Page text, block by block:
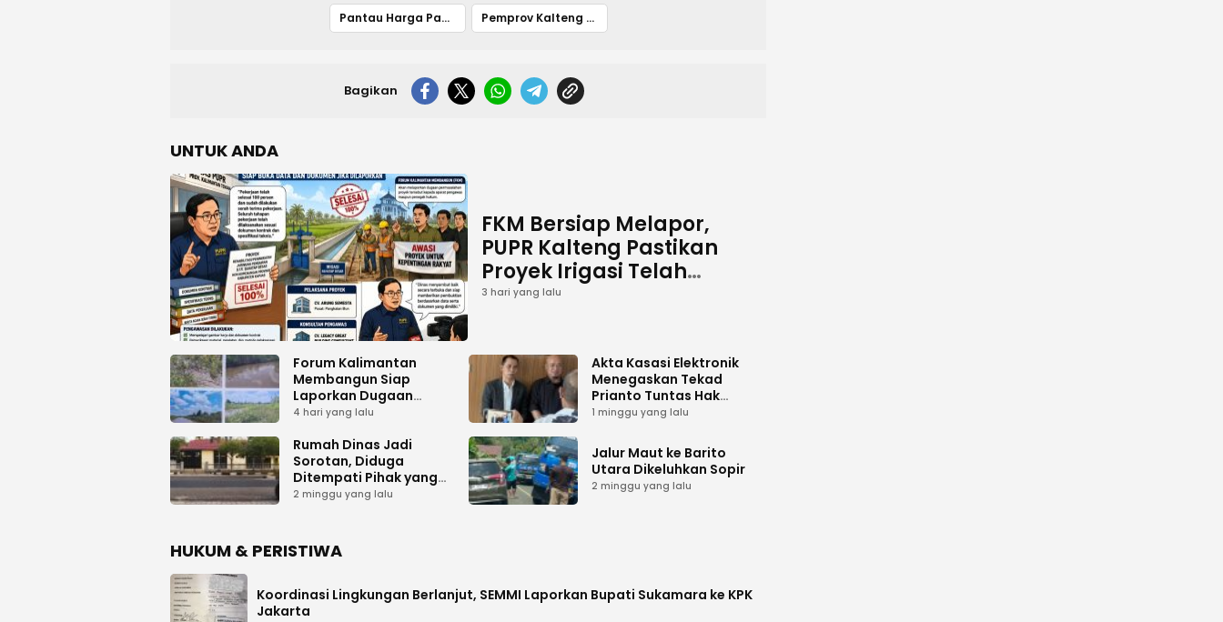
Pantau Harga Pangan Jelang Ramadan Pemprov Kalteng Temukan Kenaikan Cabai dan Soroti Elpiji 3 Kg
Bagikan
UNTUK ANDA
FKM Bersiap Melapor,
PUPR Kalteng Pastikan
Proyek Irigasi Telah
Tuntas
3 hari yang lalu
Forum Kalimantan
Membangun Siap
Laporkan Dugaan
Proyek Bermasalah
4 hari yang lalu
Akta Kasasi Elektronik
Menegaskan Tekad
Prianto Tuntas Hak
Lahan ke Mahkamah
1 minggu yang lalu
Rumah Dinas Jadi
Sorotan, Diduga
Ditempati Pihak yang
Tak Berhak
2 minggu yang lalu
Jalur Maut ke Barito
Utara Dikeluhkan Sopir
2 minggu yang lalu
HUKUM & PERISTIWA
Koordinasi Lingkungan Berlanjut, SEMMI Laporkan Bupati Sukamara ke KPK
Jakarta